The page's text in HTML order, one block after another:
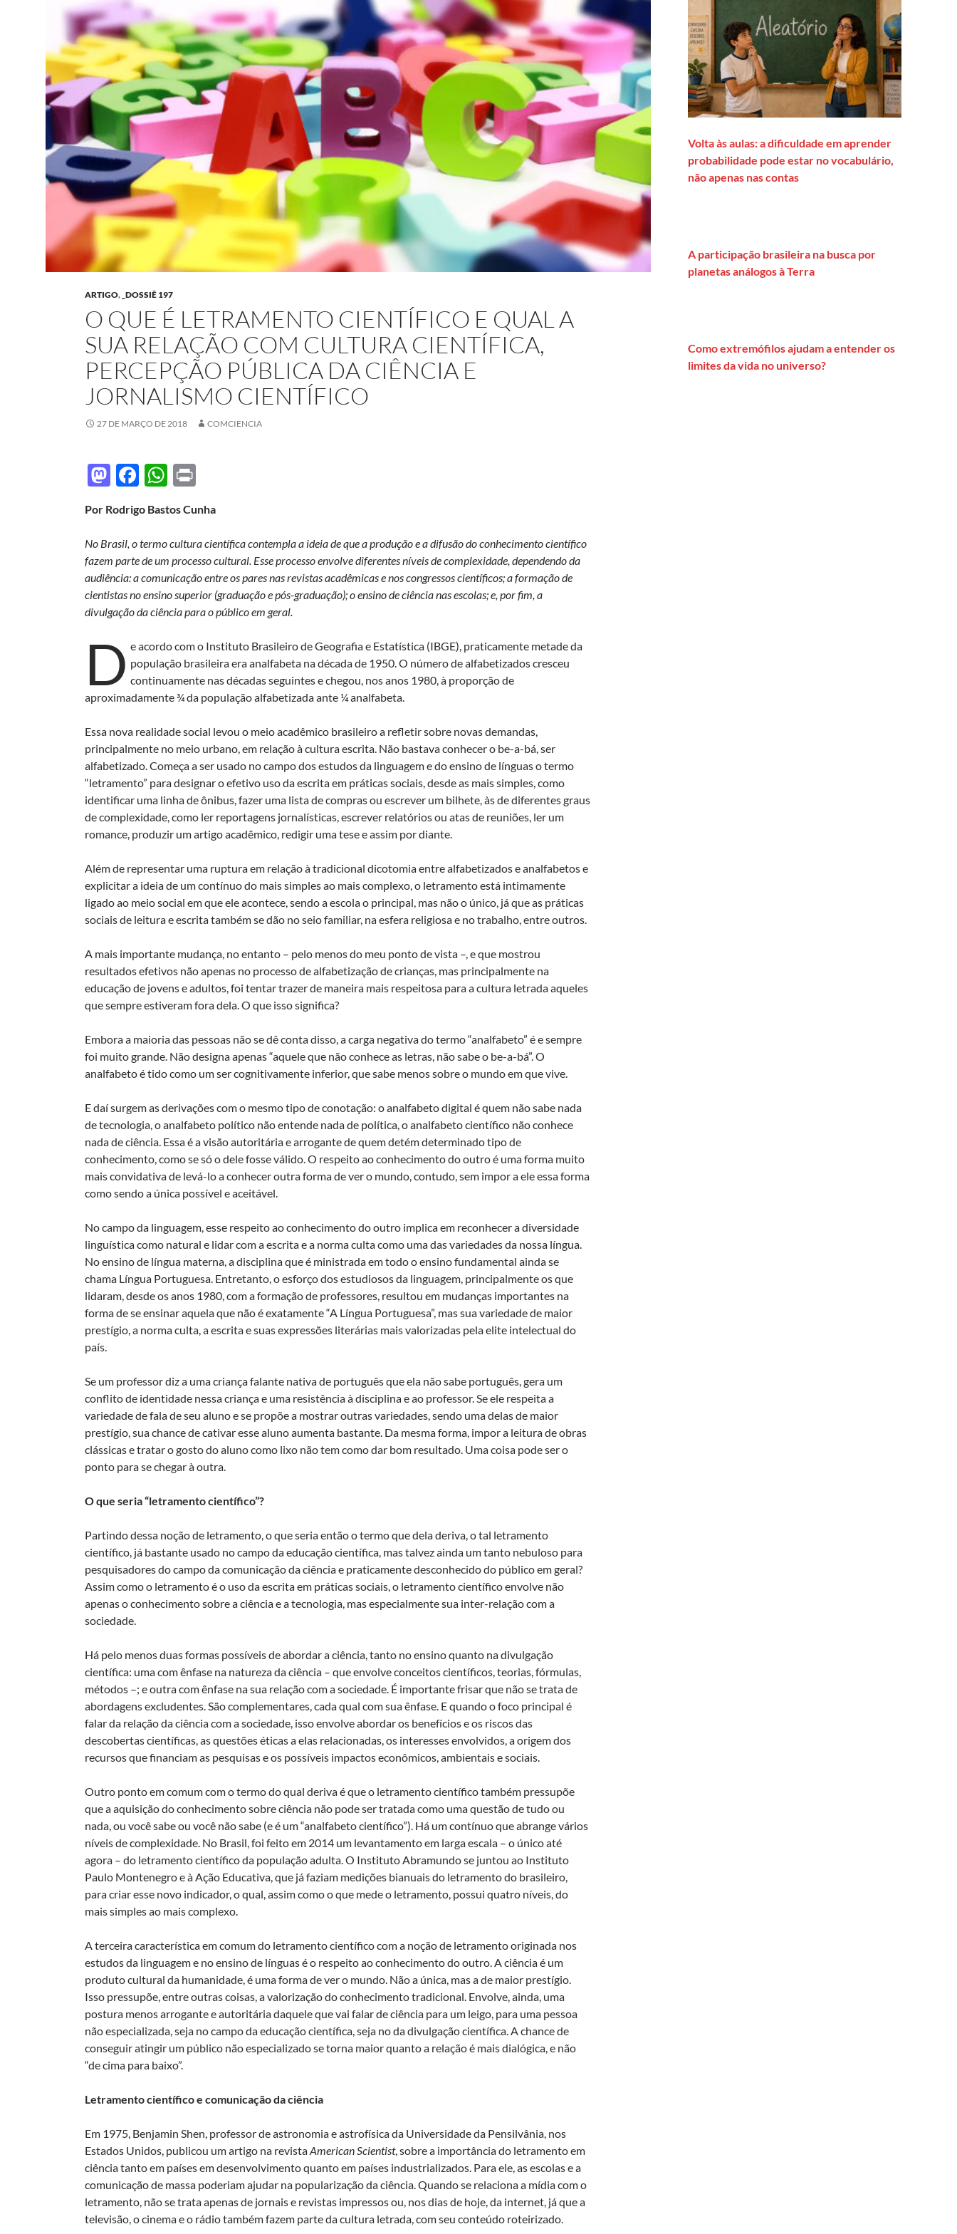
ARTIGO, _DOSSIÊ 197
O QUE É LETRAMENTO CIENTÍFICO E QUAL A
SUA RELAÇÃO COM CULTURA CIENTÍFICA,
PERCEPÇÃO PÚBLICA DA CIÊNCIA E
JORNALISMO CIENTÍFICO
27 DE MARÇO DE 2018 COMCIENCIA
M
to
d
o
n
F
e
b
o
o
k
W
at
s
A
p
p
nt
Por Rodrigo Bastos Cunha
No Brasil, o termo cultura científica contempla a ideia de que a produção e a difusão do conhecimento científico
fazem parte de um processo cultural. Esse processo envolve diferentes níveis de complexidade, dependendo da
audiência: a comunicação entre os pares nas revistas acadêmicas e nos congressos científicos; a formação de
cientistas no ensino superior (graduação e pós-graduação); o ensino de ciência nas escolas; e, por fim, a
divulgação da ciência para o público em geral.
D e acordo com o Instituto Brasileiro de Geografia e Estatística (IBGE), praticamente metade da
população brasileira era analfabeta na década de 1950. O número de alfabetizados cresceu
continuamente nas décadas seguintes e chegou, nos anos 1980, à proporção de
aproximadamente ¾ da população alfabetizada ante ¼ analfabeta.
Essa nova realidade social levou o meio acadêmico brasileiro a refletir sobre novas demandas,
principalmente no meio urbano, em relação à cultura escrita. Não bastava conhecer o be-a-bá, ser
alfabetizado. Começa a ser usado no campo dos estudos da linguagem e do ensino de línguas o termo
“letramento” para designar o efetivo uso da escrita em práticas sociais, desde as mais simples, como
identificar uma linha de ônibus, fazer uma lista de compras ou escrever um bilhete, às de diferentes graus
de complexidade, como ler reportagens jornalísticas, escrever relatórios ou atas de reuniões, ler um
romance, produzir um artigo acadêmico, redigir uma tese e assim por diante.
Além de representar uma ruptura em relação à tradicional dicotomia entre alfabetizados e analfabetos e
explicitar a ideia de um contínuo do mais simples ao mais complexo, o letramento está intimamente
ligado ao meio social em que ele acontece, sendo a escola o principal, mas não o único, já que as práticas
sociais de leitura e escrita também se dão no seio familiar, na esfera religiosa e no trabalho, entre outros.
A mais importante mudança, no entanto – pelo menos do meu ponto de vista –, e que mostrou
resultados efetivos não apenas no processo de alfabetização de crianças, mas principalmente na
educação de jovens e adultos, foi tentar trazer de maneira mais respeitosa para a cultura letrada aqueles
que sempre estiveram fora dela. O que isso significa?
Embora a maioria das pessoas não se dê conta disso, a carga negativa do termo “analfabeto” é e sempre
foi muito grande. Não designa apenas “aquele que não conhece as letras, não sabe o be-a-bá”. O
analfabeto é tido como um ser cognitivamente inferior, que sabe menos sobre o mundo em que vive.
E daí surgem as derivações com o mesmo tipo de conotação: o analfabeto digital é quem não sabe nada
de tecnologia, o analfabeto político não entende nada de política, o analfabeto científico não conhece
nada de ciência. Essa é a visão autoritária e arrogante de quem detém determinado tipo de
conhecimento, como se só o dele fosse válido. O respeito ao conhecimento do outro é uma forma muito
mais convidativa de levá-lo a conhecer outra forma de ver o mundo, contudo, sem impor a ele essa forma
como sendo a única possível e aceitável.
No campo da linguagem, esse respeito ao conhecimento do outro implica em reconhecer a diversidade
linguística como natural e lidar com a escrita e a norma culta como uma das variedades da nossa língua.
No ensino de língua materna, a disciplina que é ministrada em todo o ensino fundamental ainda se
chama Língua Portuguesa. Entretanto, o esforço dos estudiosos da linguagem, principalmente os que
lidaram, desde os anos 1980, com a formação de professores, resultou em mudanças importantes na
forma de se ensinar aquela que não é exatamente “A Língua Portuguesa”, mas sua variedade de maior
prestígio, a norma culta, a escrita e suas expressões literárias mais valorizadas pela elite intelectual do
país.
Se um professor diz a uma criança falante nativa de português que ela não sabe português, gera um
conflito de identidade nessa criança e uma resistência à disciplina e ao professor. Se ele respeita a
variedade de fala de seu aluno e se propõe a mostrar outras variedades, sendo uma delas de maior
prestígio, sua chance de cativar esse aluno aumenta bastante. Da mesma forma, impor a leitura de obras
clássicas e tratar o gosto do aluno como lixo não tem como dar bom resultado. Uma coisa pode ser o
ponto para se chegar à outra.
O que seria “letramento científico”?
Partindo dessa noção de letramento, o que seria então o termo que dela deriva, o tal letramento
científico, já bastante usado no campo da educação científica, mas talvez ainda um tanto nebuloso para
pesquisadores do campo da comunicação da ciência e praticamente desconhecido do público em geral?
Assim como o letramento é o uso da escrita em práticas sociais, o letramento científico envolve não
apenas o conhecimento sobre a ciência e a tecnologia, mas especialmente sua inter-relação com a
sociedade.
Há pelo menos duas formas possíveis de abordar a ciência, tanto no ensino quanto na divulgação
científica: uma com ênfase na natureza da ciência – que envolve conceitos científicos, teorias, fórmulas,
métodos –; e outra com ênfase na sua relação com a sociedade. É importante frisar que não se trata de
abordagens excludentes. São complementares, cada qual com sua ênfase. E quando o foco principal é
falar da relação da ciência com a sociedade, isso envolve abordar os benefícios e os riscos das
descobertas científicas, as questões éticas a elas relacionadas, os interesses envolvidos, a origem dos
recursos que financiam as pesquisas e os possíveis impactos econômicos, ambientais e sociais.
Outro ponto em comum com o termo do qual deriva é que o letramento científico também pressupõe
que a aquisição do conhecimento sobre ciência não pode ser tratada como uma questão de tudo ou
nada, ou você sabe ou você não sabe (e é um “analfabeto científico”). Há um contínuo que abrange vários
níveis de complexidade. No Brasil, foi feito em 2014 um levantamento em larga escala – o único até
agora – do letramento científico da população adulta. O Instituto Abramundo se juntou ao Instituto
Paulo Montenegro e à Ação Educativa, que já faziam medições bianuais do letramento do brasileiro,
para criar esse novo indicador, o qual, assim como o que mede o letramento, possui quatro níveis, do
mais simples ao mais complexo.
A terceira característica em comum do letramento científico com a noção de letramento originada nos
estudos da linguagem e no ensino de línguas é o respeito ao conhecimento do outro. A ciência é um
produto cultural da humanidade, é uma forma de ver o mundo. Não a única, mas a de maior prestígio.
Isso pressupõe, entre outras coisas, a valorização do conhecimento tradicional. Envolve, ainda, uma
postura menos arrogante e autoritária daquele que vai falar de ciência para um leigo, para uma pessoa
não especializada, seja no campo da educação científica, seja no da divulgação científica. A chance de
conseguir atingir um público não especializado se torna maior quanto a relação é mais dialógica, e não
“de cima para baixo”.
Letramento científico e comunicação da ciência
Em 1975, Benjamin Shen, professor de astronomia e astrofísica da Universidade da Pensilvânia, nos
Estados Unidos, publicou um artigo na revistaAmerican Scientist, sobre a importância do letramento em
ciência tanto em países em desenvolvimento quanto em países industrializados. Para ele, as escolas e a
comunicação de massa poderiam ajudar na popularização da ciência. Quando se relaciona a mídia com o
letramento, não se trata apenas de jornais e revistas impressos ou, nos dias de hoje, da internet, já que a
televisão, o cinema e o rádio também fazem parte da cultura letrada, com seu conteúdo roteirizado.
Volta às aulas: a dificuldade em aprender
probabilidade pode estar no vocabulário,
não apenas nas contas
A participação brasileira na busca por
planetas análogos à Terra
Como extremófilos ajudam a entender os
limites da vida no universo?